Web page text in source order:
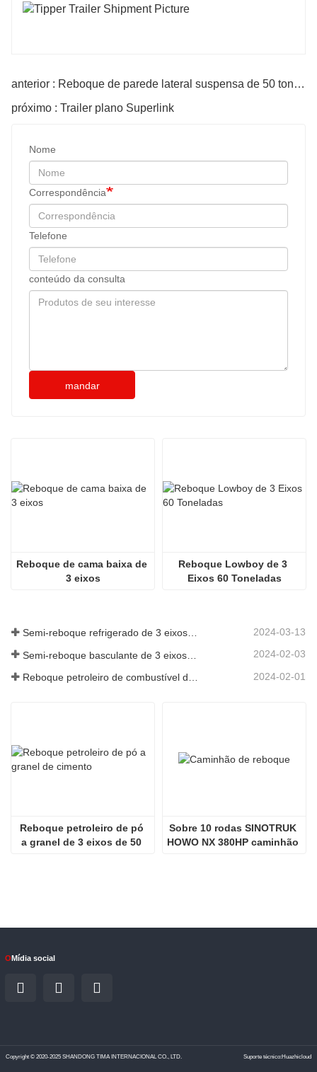
anterior : Reboque de parede lateral suspensa de 50 toneladas
próximo : Trailer plano Superlink
Nome
Correspondência
Telefone
conteúdo da consulta
mandar
Reboque de cama baixa de
3 eixos
Reboque Lowboy de 3
Eixos 60 Toneladas
Semi-reboque refrigerado de 3 eixos para a Argélia 2024-03-13
2024-02-03
2024-02-01
Reboque petroleiro de pó
a granel de 3 eixos de 50
Sobre 10 rodas SINOTRUK
HOWO NX 380HP caminhão
OMídia social
Copyright © 2020-2025 SHANDONG TIMA INTERNACIONAL CO., LTD. Suporte técnico:Huazhicloud